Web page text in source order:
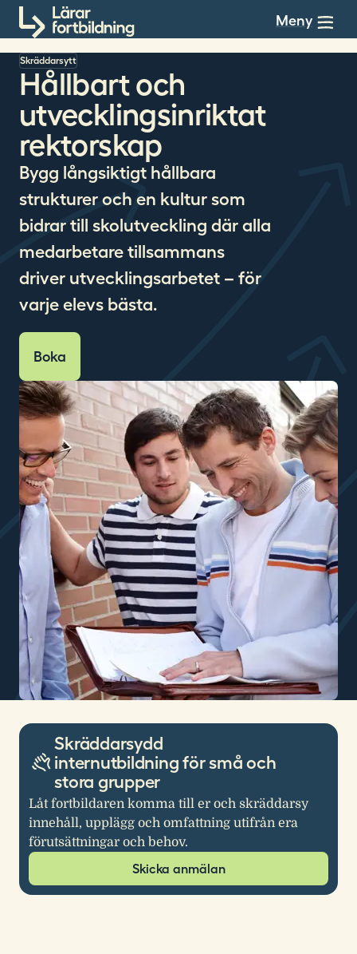
Till innehållet Meny
Skräddarsytt
Hållbart och
utvecklingsinriktat
rektorskap
Bygg långsiktigt hållbara
strukturer och en kultur som
bidrar till skolutveckling där alla
medarbetare tillsammans
driver utvecklingsarbetet – för
varje elevs bästa.
Boka
Skräddarsydd
internutbildning för små och
stora grupper
Låt fortbildaren komma till er och skräddarsy
innehåll, upplägg och omfattning utifrån era
förutsättningar och behov.
Skicka anmälan